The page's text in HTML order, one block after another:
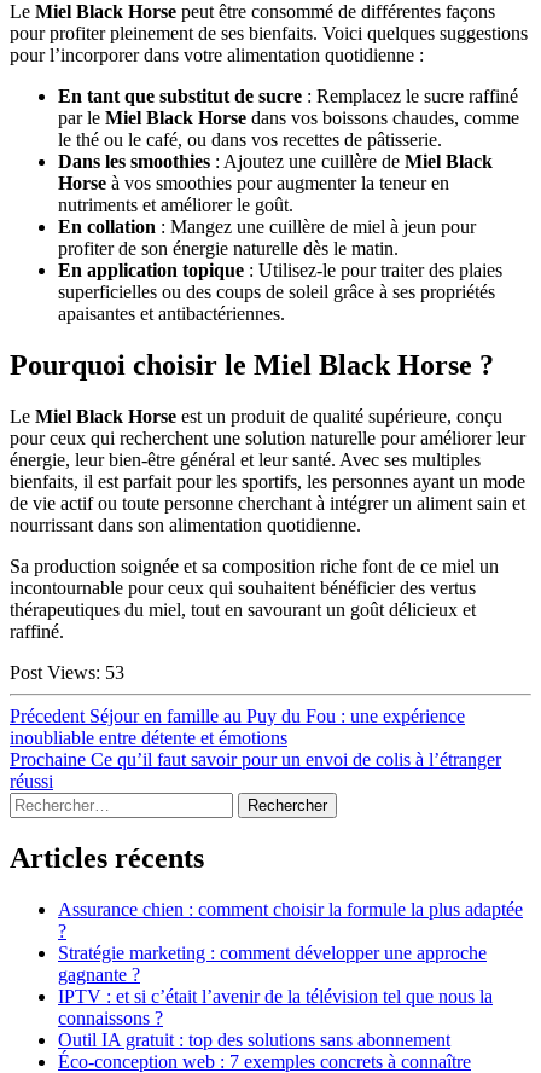
Le Miel Black Horse peut être consommé de différentes façons
pour profiter pleinement de ses bienfaits. Voici quelques suggestions
pour l’incorporer dans votre alimentation quotidienne :
En tant que substitut de sucre : Remplacez le sucre raffiné
par le Miel Black Horse dans vos boissons chaudes, comme
le thé ou le café, ou dans vos recettes de pâtisserie.
Dans les smoothies : Ajoutez une cuillère de Miel Black
Horse à vos smoothies pour augmenter la teneur en
nutriments et améliorer le goût.
En collation : Mangez une cuillère de miel à jeun pour
profiter de son énergie naturelle dès le matin.
En application topique : Utilisez-le pour traiter des plaies
superficielles ou des coups de soleil grâce à ses propriétés
apaisantes et antibactériennes.
Pourquoi choisir le Miel Black Horse ?
Le Miel Black Horse est un produit de qualité supérieure, conçu
pour ceux qui recherchent une solution naturelle pour améliorer leur
énergie, leur bien-être général et leur santé. Avec ses multiples
bienfaits, il est parfait pour les sportifs, les personnes ayant un mode
de vie actif ou toute personne cherchant à intégrer un aliment sain et
nourrissant dans son alimentation quotidienne.
Sa production soignée et sa composition riche font de ce miel un
incontournable pour ceux qui souhaitent bénéficier des vertus
thérapeutiques du miel, tout en savourant un goût délicieux et
raffiné.
Post Views: 53
Navigation
de
l’article
Précedent Article
précédent :
Séjour en famille au Puy du Fou : une expérience
inoubliable entre détente et émotions
Prochaine Article
Ce qu’il faut savoir pour un envoi de colis à l’étranger
réussi
Sidebar
Rechercher :
Articles récents
Assurance chien : comment choisir la formule la plus adaptée
?
Stratégie marketing : comment développer une approche
gagnante ?
IPTV : et si c’était l’avenir de la télévision tel que nous la
connaissons ?
Outil IA gratuit : top des solutions sans abonnement
Éco-conception web : 7 exemples concrets à connaître